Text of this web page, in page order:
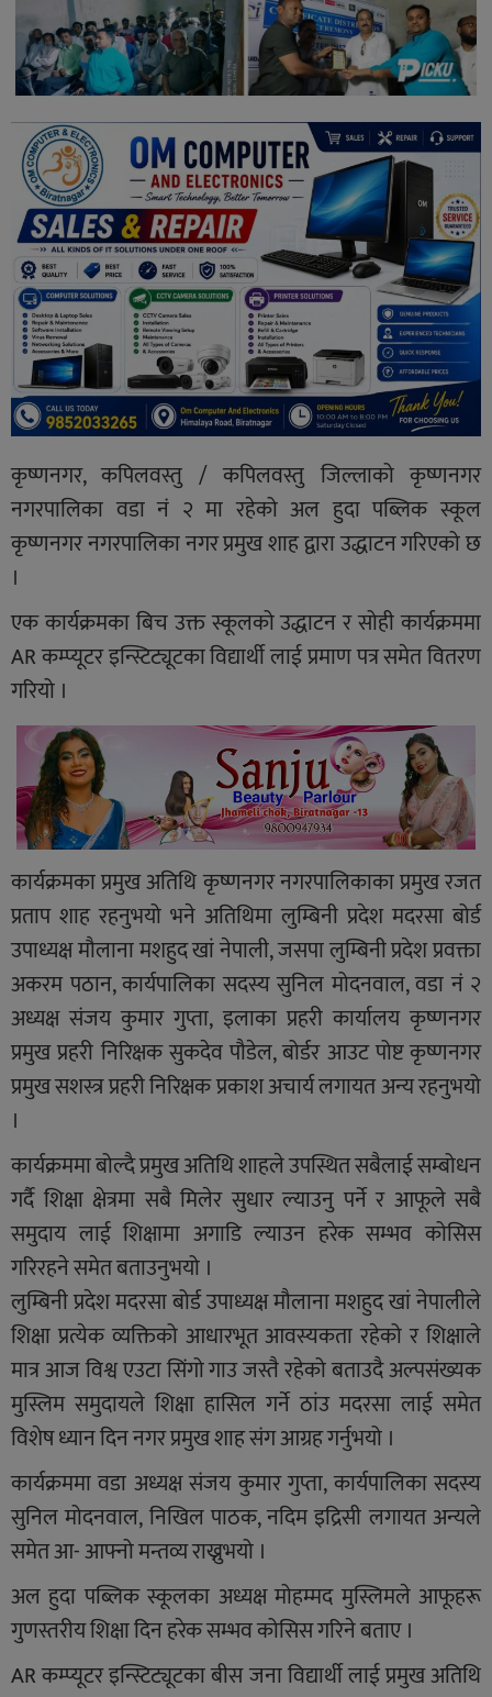
कृष्णनगर, कपिलवस्तु / कपिलवस्तु जिल्लाको कृष्णनगर
नगरपालिका वडा नं २ मा रहेको अल हुदा पब्लिक स्कूल
कृष्णनगर नगरपालिका नगर प्रमुख शाह द्वारा उद्धाटन गरिएको छ
।
एक कार्यक्रमका बिच उक्त स्कूलको उद्धाटन र सोही कार्यक्रममा
AR कम्प्यूटर इन्स्टिट्यूटका विद्यार्थी लाई प्रमाण पत्र समेत वितरण
गरियो ।
कार्यक्रमका प्रमुख अतिथि कृष्णनगर नगरपालिकाका प्रमुख रजत
प्रताप शाह रहनुभयो भने अतिथिमा लुम्बिनी प्रदेश मदरसा बोर्ड
उपाध्यक्ष मौलाना मशहुद खां नेपाली, जसपा लुम्बिनी प्रदेश प्रवक्ता
अकरम पठान, कार्यपालिका सदस्य सुनिल मोदनवाल, वडा नं २
अध्यक्ष संजय कुमार गुप्ता, इलाका प्रहरी कार्यालय कृष्णनगर
प्रमुख प्रहरी निरिक्षक सुकदेव पौडेल, बोर्डर आउट पोष्ट कृष्णनगर
प्रमुख सशस्त्र प्रहरी निरिक्षक प्रकाश अचार्य लगायत अन्य रहनुभयो
।
कार्यक्रममा बोल्दै प्रमुख अतिथि शाहले उपस्थित सबैलाई सम्बोधन
गर्दै शिक्षा क्षेत्रमा सबै मिलेर सुधार ल्याउनु पर्ने र आफूले सबै
समुदाय लाई शिक्षामा अगाडि ल्याउन हरेक सम्भव कोसिस
गरिरहने समेत बताउनुभयो ।
लुम्बिनी प्रदेश मदरसा बोर्ड उपाध्यक्ष मौलाना मशहुद खां नेपालीले
शिक्षा प्रत्येक व्यक्तिको आधारभूत आवस्यकता रहेको र शिक्षाले
मात्र आज विश्व एउटा सिंगो गाउ जस्तै रहेको बताउदै अल्पसंख्यक
मुस्लिम समुदायले शिक्षा हासिल गर्ने ठांउ मदरसा लाई समेत
विशेष ध्यान दिन नगर प्रमुख शाह संग आग्रह गर्नुभयो ।
कार्यक्रममा वडा अध्यक्ष संजय कुमार गुप्ता, कार्यपालिका सदस्य
सुनिल मोदनवाल, निखिल पाठक, नदिम इद्रिसी लगायत अन्यले
समेत आ- आफ्नो मन्तव्य राख्नुभयो ।
अल हुदा पब्लिक स्कूलका अध्यक्ष मोहम्मद मुस्लिमले आफूहरू
गुणस्तरीय शिक्षा दिन हरेक सम्भव कोसिस गरिने बताए ।
AR कम्प्यूटर इन्स्टिट्यूटका बीस जना विद्यार्थी लाई प्रमुख अतिथि